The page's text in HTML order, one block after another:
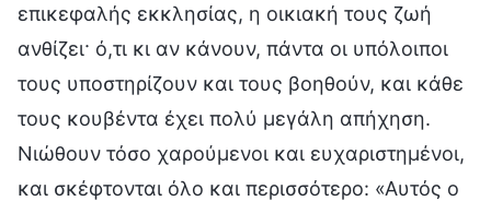
επικεφαλής εκκλησίας, η οικιακή τους ζωή
ανθίζει· ό,τι κι αν κάνουν, πάντα οι υπόλοιποι
τους υποστηρίζουν και τους βοηθούν, και κάθε
τους κουβέντα έχει πολύ μεγάλη απήχηση.
Νιώθουν τόσο χαρούμενοι και ευχαριστημένοι,
και σκέφτονται όλο και περισσότερο: «Αυτός ο